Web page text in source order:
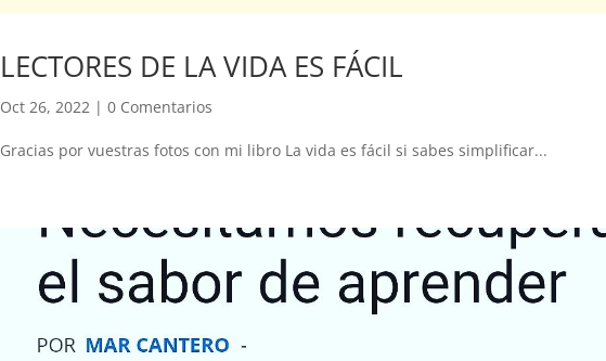
LECTORES DE LA VIDA ES FÁCIL
Oct 26, 2022| 0 Comentarios
Gracias por vuestras fotos con mi libro La vida es fácil si sabes simplificar...